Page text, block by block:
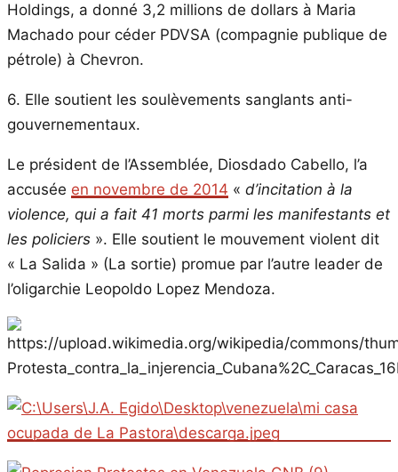
Holdings, a donné 3,2 millions de dollars à Maria
Machado pour céder PDVSA (compagnie publique de
pétrole) à Chevron.
6. Elle soutient les soulèvements sanglants anti-
gouvernementaux.
Le président de l’Assemblée, Diosdado Cabello, l’a
accusée en novembre de 2014 « d’incitation à la
violence, qui a fait 41 morts parmi les manifestants et
les policiers ». Elle soutient le mouvement violent dit
« La Salida » (La sortie) promue par l’autre leader de
l’oligarchie Leopoldo Lopez Mendoza.